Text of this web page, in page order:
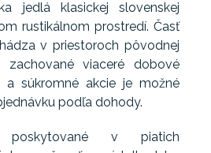
jedlá klasickej slovenskej
rustikálnom prostredí. Časť
v priestoroch pôvodnej
viaceré dobové
a súkromné akcie je možné
podľa dohody.
v piatich